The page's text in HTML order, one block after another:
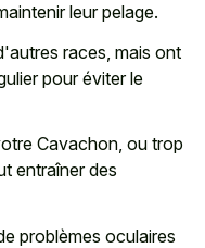
leur pelage.
races, mais ont
pour éviter le
Cavachon, ou trop
entraîner des
problèmes oculaires